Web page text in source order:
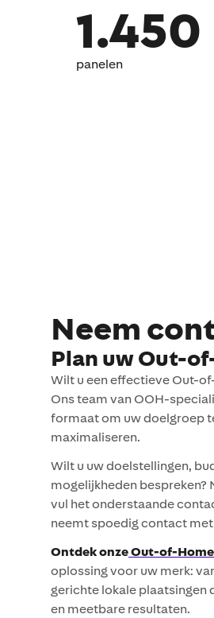
1.450
panelen
Neem
Plan uw Out-
Wilt u een effectieve Out-
Ons team van OOH-
formaat om uw doelgroep
maximaliseren.
Wilt u uw doelstellingen,
mogelijkheden
vul het onderstaande
neemt spoedig contact
Ontdek onzeOut-of-
oplossing voor uw merk:
gerichte lokale plaatsingen
en meetbare resultaten.